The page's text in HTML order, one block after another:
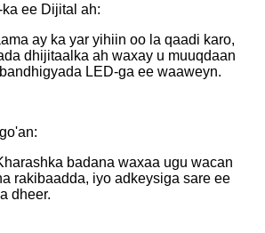
ee Dijital ah:
ay ka yar yihiin oo la qaadi karo,
dhijitaalka ah waxay u muuqdaan
LED-ga ee waaweyn.
badana waxaa ugu wacan
rakibaadda, iyo adkeysiga sare ee
dheer.